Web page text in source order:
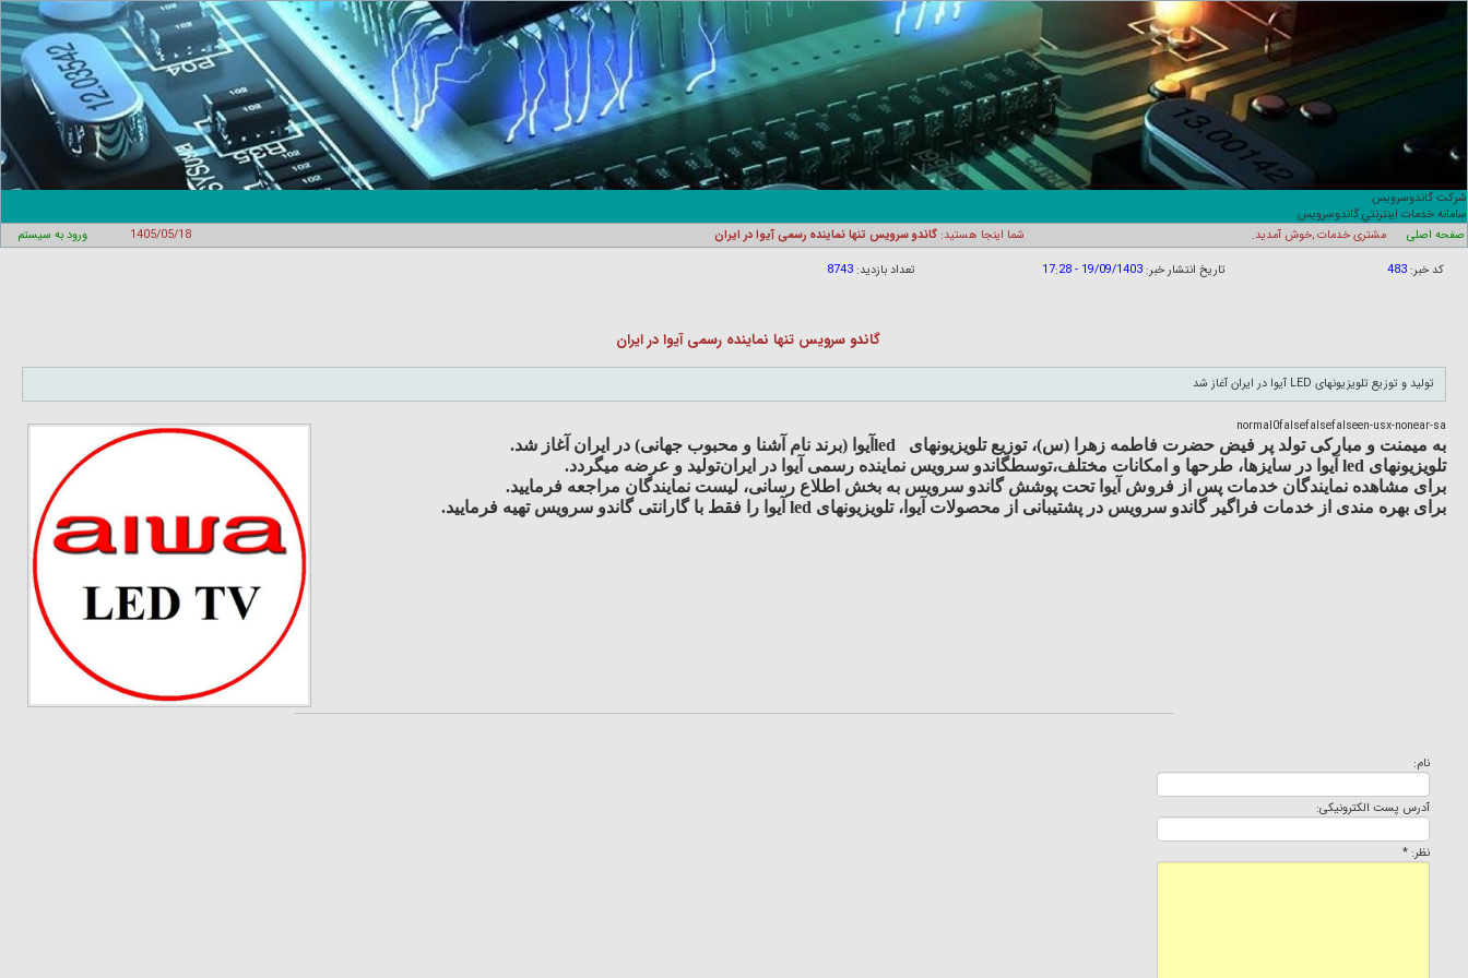
شرکت گاندوسرويس
سامانه خدمات اينترنتي گاندوسرويس
صفحه اصلی
مشتری خدمات ,خوش آمدید. شما اینجا هستید: گاندو سرویس تنها نماینده رسمی آیوا در ایران 1405/05/18
ورود به سیستم
کد خبر: 483 تاریخ انتشار خبر: 19/09/1403 - 17:28 تعداد بازدید: 8743
گاندو سرویس تنها نماینده رسمی آیوا در ایران
تولید و توزیع تلویزیونهای LED آیوا در ایران آغاز شد
normal0falsefalsefalseen-usx-nonear-sa
به میمنت و مبارکی تولد پر فیض حضرت فاطمه زهرا (س)، توزیع تلویزیونهای
led آیوا (برند نام آشنا و محبوب جهانی) در ایران آغاز شد.
تلویزیونهای led آیوا در سایزها، طرحها و امکانات مختلف،توسطگاندو سرویس نماینده رسمی آیوا در ایرانتولید و عرضه میگردد.
برای مشاهده نمایندگان خدمات پس از فروش آیوا تحت پوشش گاندو سرویس به بخش اطلاع رسانی، لیست نمایندگان مراجعه فرمایید.
برای بهره مندی از خدمات فراگیر گاندو سرویس در پشتیبانی از محصولات آیوا، تلویزیونهای led آیوا را فقط با گارانتی گاندو سرویس تهیه فرمایید.
نام:
آدرس پست الکترونیکی:
نظر: *